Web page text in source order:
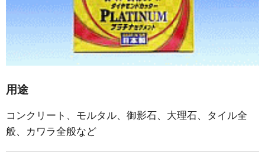
用途
コンクリート、モルタル、御影石、大理石、タイル全
般、カワラ全般など